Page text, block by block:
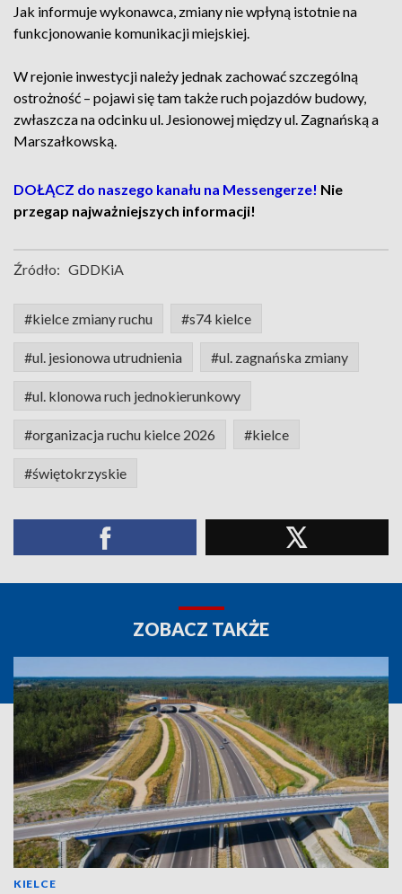
Jak informuje wykonawca, zmiany nie wpłyną istotnie na
funkcjonowanie komunikacji miejskiej.
W rejonie inwestycji należy jednak zachować szczególną
ostrożność – pojawi się tam także ruch pojazdów budowy,
zwłaszcza na odcinku ul. Jesionowej między ul. Zagnańską a
Marszałkowską.
DOŁĄCZ do naszego kanału na Messengerze! Nie
przegap najważniejszych informacji!
Źródło: GDDKiA
#kielce zmiany ruchu #s74 kielce
#ul. jesionowa utrudnienia #ul. zagnańska zmiany
#ul. klonowa ruch jednokierunkowy
#organizacja ruchu kielce 2026 #kielce
#świętokrzyskie
ZOBACZ TAKŻE
KIELCE